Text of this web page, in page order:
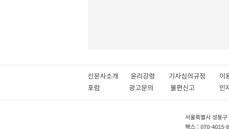
신문사소개 윤리강령 기사심의규정 이
포럼
광고문의 불편신고
서울특별시 성동
팩스 : 070-4015-